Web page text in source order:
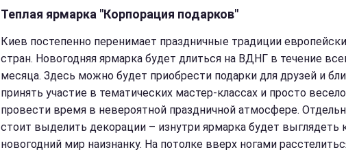
Теплая ярмарка "Корпорация подарков"
Киев постепенно перенимает праздничные традиции
стран. Новогодняя ярмарка будет длиться на ВДНГ в течение
месяца. Здесь можно будет приобрести подарки для друзей и
принять участие в тематических мастер-классах и просто весело
провести время в невероятной праздничной атмосфере.
стоит выделить декорации – изнутри ярмарка будет выглядеть
новогодний мир наизнанку. На потолке вверх ногами